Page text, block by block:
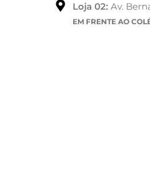
Loja 02: Av.
EM FRENTE AO